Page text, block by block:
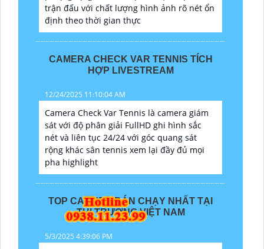
trận đấu với chất lượng hình ảnh rõ nét ổn
định theo thời gian thực
CAMERA CHECK VAR TENNIS TÍCH
HỢP LIVESTREAM
12/24/2025 11:10:04 AM
Camera Check Var Tennis là camera giám
sát với độ phân giải FullHD ghi hình sắc
nét và liên tục 24/24 với góc quang sát
rộng khác sân tennis xem lại đầy đủ mọi
pha highlight
TOP CAMERA BÁN CHẠY NHẤT TẠI
THỊ TRƯỜNG VIỆT NAM
5/3/2025 4:39:06 PM